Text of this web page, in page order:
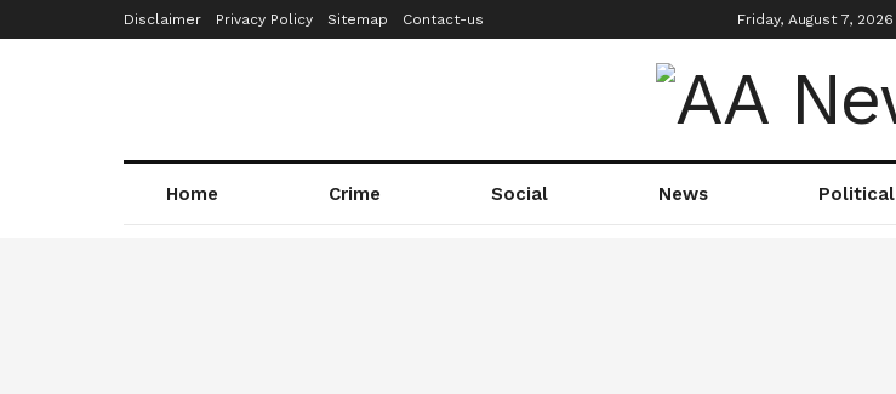
Disclaimer Privacy Policy Sitemap Contact-us Friday, August 7, 2026
Home Crime Social News Political